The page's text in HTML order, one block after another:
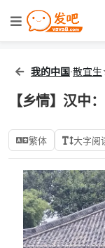
我的中国·散宜生
【乡情】汉中
繁体 大字阅